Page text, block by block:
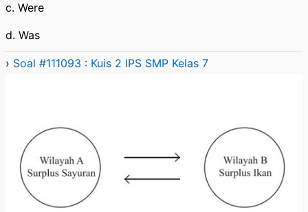
c. Were
d. Was
› Soal #111093 : Kuis 2 IPS SMP Kelas 7